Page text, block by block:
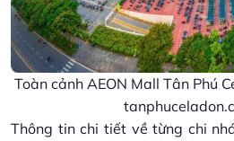
Toàn cảnh AEON Mall Tân Phú
Thông tin chi tiết về từng chi